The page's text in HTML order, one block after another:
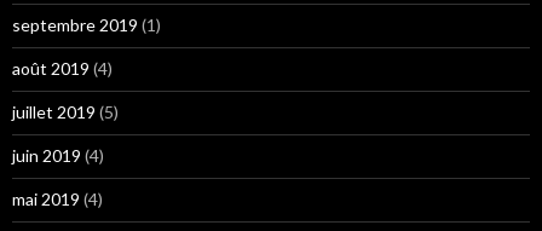
septembre 2019 (1)
août 2019 (4)
juillet 2019 (5)
juin 2019 (4)
mai 2019 (4)